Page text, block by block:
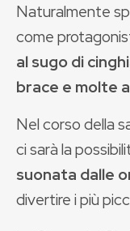
Naturalmente
come
al sugo di
brace e molte
Nel corso della
ci sarà la
suonata dalle
divertire i più